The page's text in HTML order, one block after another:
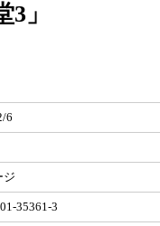
」
6
ジ
35361-3